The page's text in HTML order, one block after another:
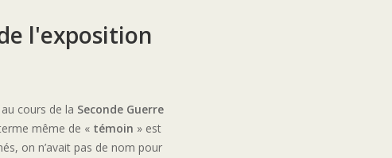
l'exposition
au cours de la Seconde Guerre
même de « témoin » est
on n’avait pas de nom pour